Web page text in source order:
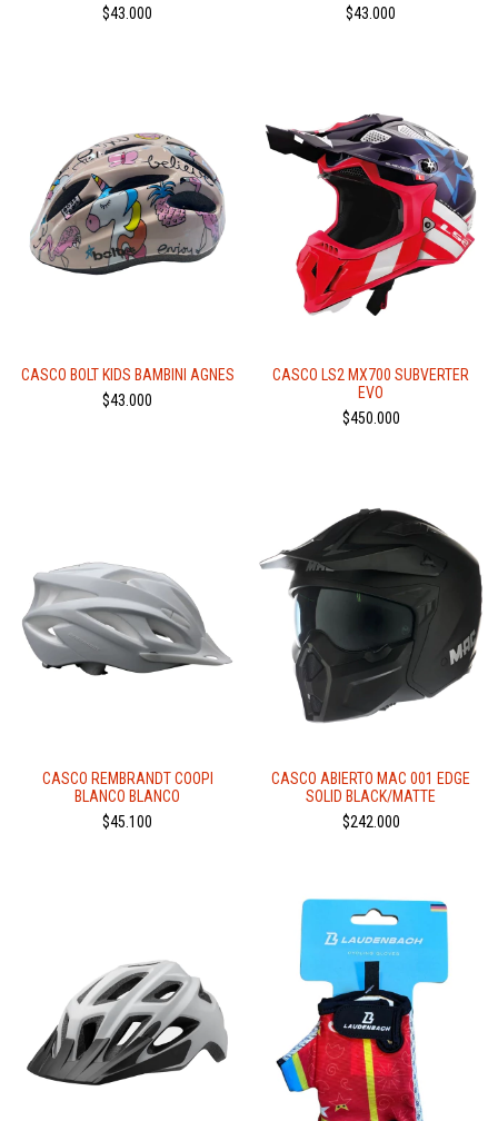
$43.000
$43.000
CASCO BOLT KIDS BAMBINI AGNES
$43.000
CASCO LS2 MX700 SUBVERTER
EVO
$450.000
CASCO REMBRANDT COOPI
BLANCO BLANCO
$45.100
CASCO ABIERTO MAC 001 EDGE
SOLID BLACK/MATTE
$242.000